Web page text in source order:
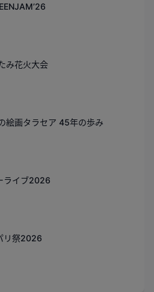
み花火大会
絵画タラセア 45年の歩み
ライブ2026
リ祭2026